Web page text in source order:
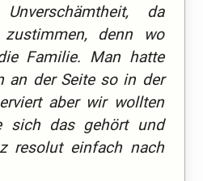
da
denn wo
Familie. Man hatte
an der Seite so in der
aber wir wollten
sich das gehört und
resolut einfach nach